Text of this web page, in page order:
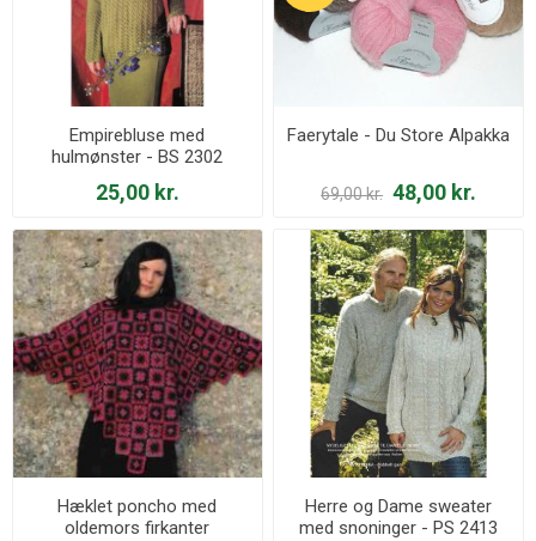
Empirebluse med
hulmønster - BS 2302
25,00 kr.
Faerytale - Du Store Alpakka
69,00 kr. 48,00 kr.
Hæklet poncho med
oldemors firkanter
Herre og Dame sweater
med snoninger - PS 2413